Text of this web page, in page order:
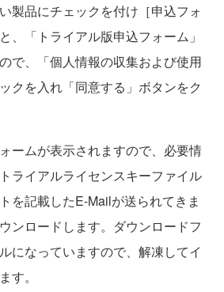
製品にチェックを付け［申込フォ
、「トライアル版申込フォーム」
で、「個人情報の収集および使用
クを入れ「同意する」ボタンをク
ームが表示されますので、必要情
ライアルライセンスキーファイル
を記載したE-Mailが送られてきま
ンロードします。ダウンロードフ
になっていますので、解凍してイ
す。